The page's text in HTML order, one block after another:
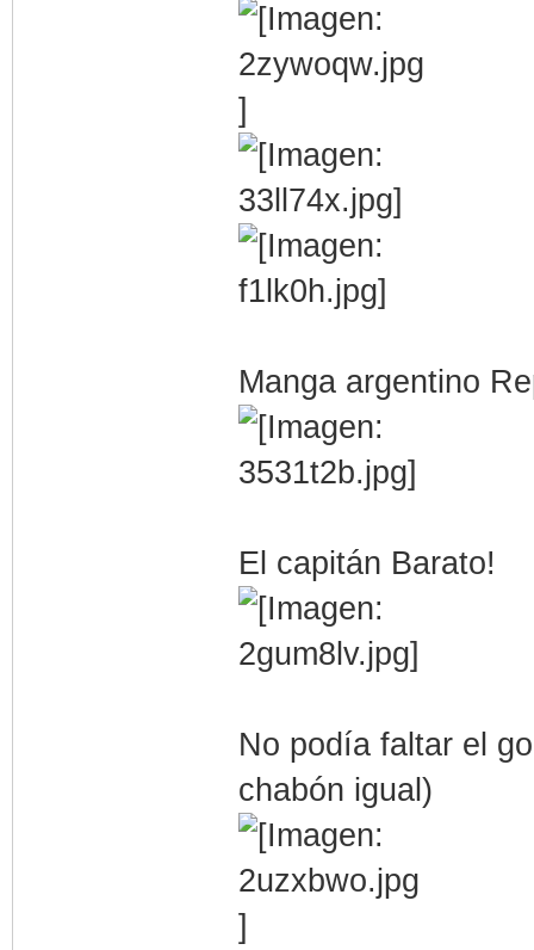
Manga argentino
El capitán Barato!
No podía faltar el
chabón igual)